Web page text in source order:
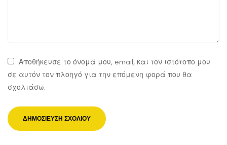
Αποθήκευσε το όνομά μου, email, και τον ιστότοπο μου
σε αυτόν τον πλοηγό για την επόμενη φορά που θα
σχολιάσω.